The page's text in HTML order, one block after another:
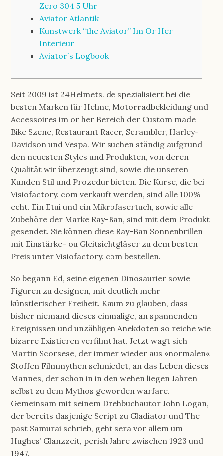
Zero 304 5 Uhr
Aviator Atlantik
Kunstwerk “the Aviator” Im Or Her
Interieur
Aviator`s Logbook
Seit 2009 ist 24Helmets. de spezialisiert bei die
besten Marken für Helme, Motorradbekleidung und
Accessoires im or her Bereich der Custom made
Bike Szene, Restaurant Racer, Scrambler, Harley-
Davidson und Vespa. Wir suchen ständig aufgrund
den neuesten Styles und Produkten, von deren
Qualität wir überzeugt sind, sowie die unseren
Kunden Stil und Prozedur bieten. Die Kurse, die bei
Visiofactory. com verkauft werden, sind alle 100%
echt. Ein Etui und ein Mikrofasertuch, sowie alle
Zubehöre der Marke Ray-Ban, sind mit dem Produkt
gesendet. Sie können diese Ray-Ban Sonnenbrillen
mit Einstärke- ou Gleitsichtgläser zu dem besten
Preis unter Visiofactory. com bestellen.
So begann Ed, seine eigenen Dinosaurier sowie
Figuren zu designen, mit deutlich mehr
künstlerischer Freiheit. Kaum zu glauben, dass
bisher niemand dieses einmalige, an span­nenden
Ereig­nissen und unzäh­ligen Anekdoten so reiche wie
bizarre Existieren verfilmt hat. Jetzt wagt sich
Martin Scorsese, der immer wieder aus »normalen«
Stoffen Film­my­then schmiedet, an das Leben dieses
Mannes, der schon in in den wehen liegen Jahren
selbst zu dem Mythos geworden warfare.
Gemeinsam mit seinem Dreh­buch­autor John Logan,
der bereits dasjenige Script zu Gladiator und The
past Samurai schrieb, geht sera vor allem um
Hughes’ Glanzzeit, perish Jahre zwischen 1923 und
1947.